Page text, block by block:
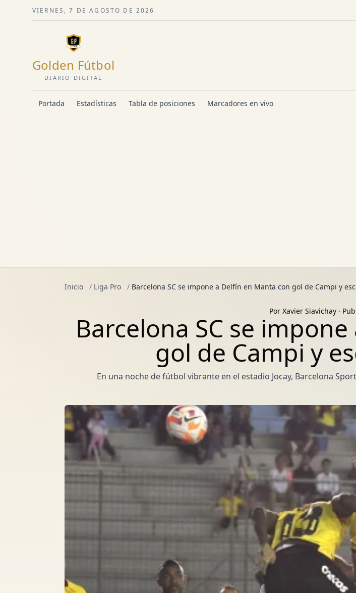
VIERNES, 7 DE AGOSTO DE 2026
Golden Fútbol
DIARIO DIGITAL
Portada Estadísticas Tabla de posiciones Marcadores en vivo
Inicio / Liga Pro / Barcelona SC se impone a Delfín en Manta con gol de Campi y
Por Xavier Siavichay ·
Barcelona SC se
gol de Campi y
En una noche de fútbol vibrante en el estadio Jocay, Barcelona